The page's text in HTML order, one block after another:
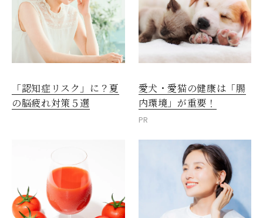
「認知症リスク」に？夏
の脳疲れ対策５選
愛犬・愛猫の健康は「腸
内環境」が重要！
PR